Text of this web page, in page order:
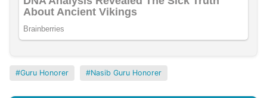
Guru Honorer Nasib Guru Honorer